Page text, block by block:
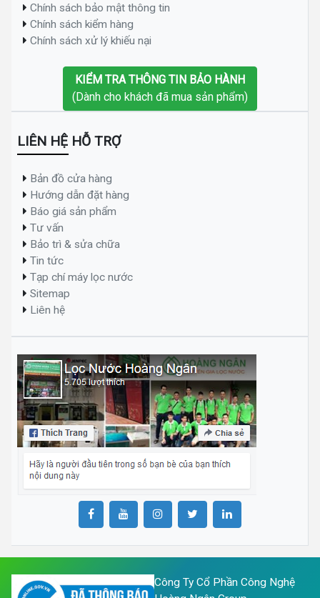
Chính sách bảo mật thông tin
Chính sách kiểm hàng
Chính sách xử lý khiếu nại
KIỂM TRA THÔNG TIN BẢO HÀNH
(Dành cho khách đã mua sản phẩm)
LIÊN HỆ HỖ TRỢ
Bản đồ cửa hàng
Hướng dẫn đặt hàng
Báo giá sản phẩm
Tư vấn
Bảo trì & sửa chữa
Tin tức
Tạp chí máy lọc nước
Sitemap
Liên hệ
Công Ty Cổ Phần Công Nghệ